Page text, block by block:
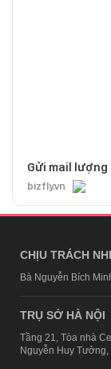
Gửi mail lượng
bizfly.vn
CHỊU TRÁCH
Bà Nguyễn Bích
TRỤ SỞ HÀ NỘI
Tầng 21, Tòa nhà
Nguyễn Huy